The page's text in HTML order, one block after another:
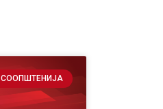
СООПШТЕНИЈА